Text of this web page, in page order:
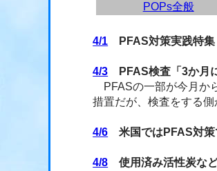
POPs全般
4/1 PFAS対策実践特集
4/3 PFAS検査「3か月
PFASの一部が今月か
措置だが、検査をする側
4/6 米国ではPFAS対策
4/8 使用済み活性炭な